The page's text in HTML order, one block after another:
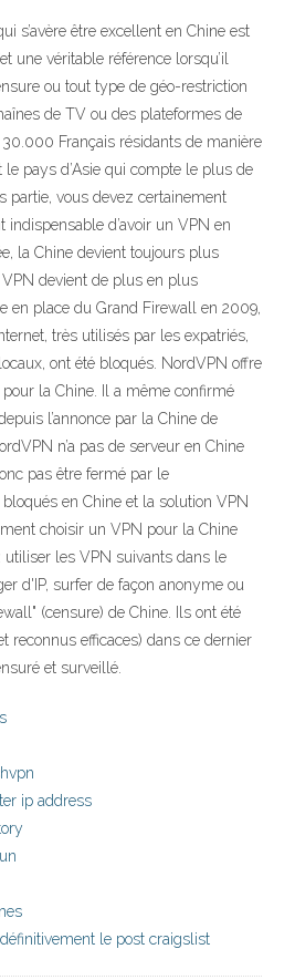
s’avère être excellent en Chine est
une véritable référence lorsqu’il
ou tout type de géo-restriction
de TV ou des plateformes de
Français résidants de manière
le pays d’Asie qui compte le plus de
partie, vous devez certainement
indispensable d’avoir un VPN en
la Chine devient toujours plus
devient de plus en plus
en place du Grand Firewall en 2009,
très utilisés par les expatriés,
ont été bloqués. NordVPN offre
la Chine. Il a même confirmé
l’annonce par la Chine de
n’a pas de serveur en Chine
pas être fermé par le
en Chine et la solution VPN
choisir un VPN pour la Chine
utiliser les VPN suivants dans le
d'IP, surfer de façon anonyme ou
(censure) de Chine. Ils ont été
reconnus efficaces) dans ce dernier
et surveillé.
ip address
le post craigslist